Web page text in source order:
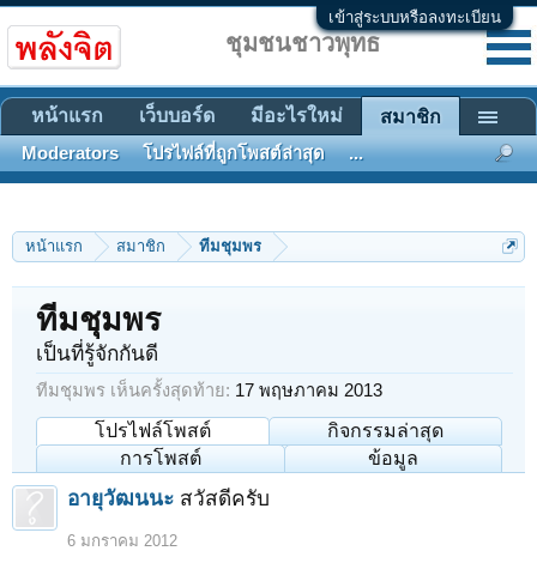
เข้าสู่ระบบหรือลงทะเบียน
หน้าแรก สมาชิก ทีมชุมพร
ทีมชุมพร
เป็นที่รู้จักกันดี
ทีมชุมพร เห็นครั้งสุดท้าย: 17 พฤษภาคม 2013
โปรไฟล์โพสต์
กิจกรรมล่าสุด
การโพสต์
ข้อมูล
อายุวัฒนนะ สวัสดีครับ
6 มกราคม 2012
ชุมชนชาวพุทธ
หน้าแรก เว็บบอร์ด มีอะไรใหม่ สมาชิก
Moderators โปรไฟล์ที่ถูกโพสต์ล่าสุด ...